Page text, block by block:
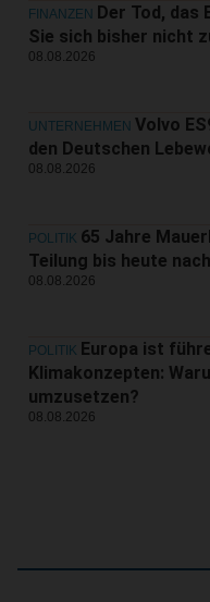
FINANZEN Der Tod, das
Sie sich bisher nicht
08.08.2026
UNTERNEHMEN Volvo
den Deutschen
08.08.2026
POLITIK 65 Jahre
Teilung bis heute
08.08.2026
POLITIK Europa ist
Klimakonzepten:
umzusetzen?
08.08.2026